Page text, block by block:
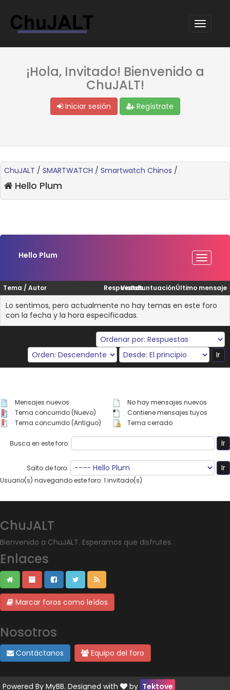
¡Hola, Invitado! Bienvenido a
ChuJALT!
Iniciar sesión Regístrate
ChuJALT / SMARTWATCH / Smartwatch Chinos /
Hello Plum
Hello Plum
Tema / Autor Respuestas
VistasPuntuaciónÚltimo mensaje
Lo sentimos, pero actualmente no hay temas en este foro
con la fecha y la hora especificadas.
Mensajes nuevos
Tema concurrido (Nuevo)
Tema concurrido (Antiguo)
No hay mensajes nuevos
Contiene mensajes tuyos
Tema cerrado
Busca en este foro:
Salto de foro:
Usuario(s) navegando este foro: 1 invitado(s)
ChuJALT
Bienvenido a ChuJALT. Esperamos que disfrutes.
Enlaces
Marcar foros como leídos
Nosotros
Contáctanos Equipo del foro
Powered By MyBB. Designed with by Tektove